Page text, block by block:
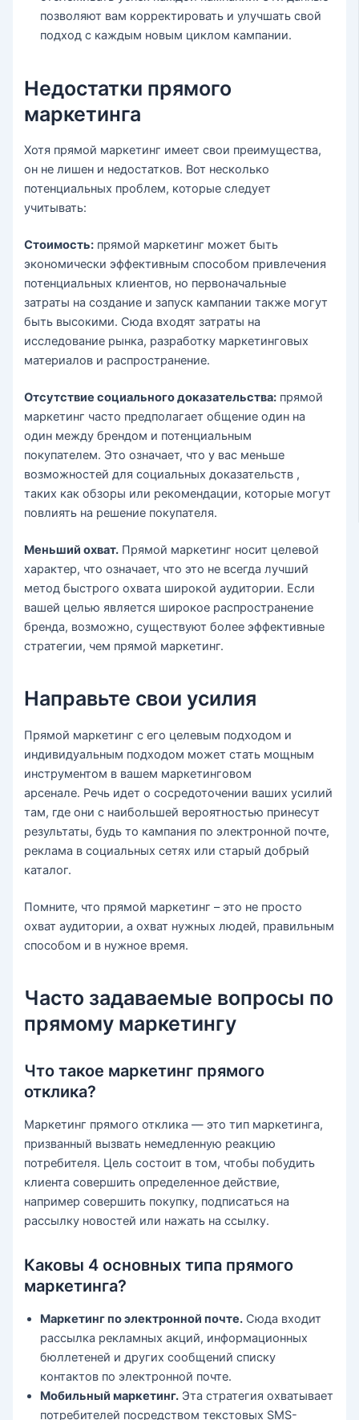
позволяют вам корректировать и улучшать свой
подход с каждым новым циклом кампании.
Недостатки прямого
маркетинга
Хотя прямой маркетинг имеет свои преимущества,
он не лишен и недостатков. Вот несколько
потенциальных проблем, которые следует
учитывать:
Стоимость: прямой маркетинг может быть
экономически эффективным способом привлечения
потенциальных клиентов, но первоначальные
затраты на создание и запуск кампании также могут
быть высокими. Сюда входят затраты на
исследование рынка, разработку маркетинговых
материалов и распространение.
Отсутствие социального доказательства: прямой
маркетинг часто предполагает общение один на
один между брендом и потенциальным
покупателем. Это означает, что у вас меньше
возможностей для социальных доказательств ,
таких как обзоры или рекомендации, которые могут
повлиять на решение покупателя.
Меньший охват. Прямой маркетинг носит целевой
характер, что означает, что это не всегда лучший
метод быстрого охвата широкой аудитории. Если
вашей целью является широкое распространение
бренда, возможно, существуют более эффективные
стратегии, чем прямой маркетинг.
Направьте свои усилия
Прямой маркетинг с его целевым подходом и
индивидуальным подходом может стать мощным
инструментом в вашем маркетинговом
арсенале. Речь идет о сосредоточении ваших усилий
там, где они с наибольшей вероятностью принесут
результаты, будь то кампания по электронной почте,
реклама в социальных сетях или старый добрый
каталог.
Помните, что прямой маркетинг – это не просто
охват аудитории, а охват нужных людей, правильным
способом и в нужное время.
Часто задаваемые вопросы по
прямому маркетингу
Что такое маркетинг прямого
отклика?
Маркетинг прямого отклика — это тип маркетинга,
призванный вызвать немедленную реакцию
потребителя. Цель состоит в том, чтобы побудить
клиента совершить определенное действие,
например совершить покупку, подписаться на
рассылку новостей или нажать на ссылку.
Каковы 4 основных типа прямого
маркетинга?
Маркетинг по электронной почте. Сюда входит
рассылка рекламных акций, информационных
бюллетеней и других сообщений списку
контактов по электронной почте.
Мобильный маркетинг. Эта стратегия охватывает
потребителей посредством текстовых SMS-